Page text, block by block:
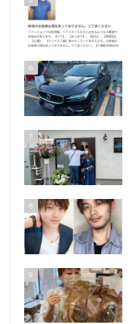
6
7
8
9